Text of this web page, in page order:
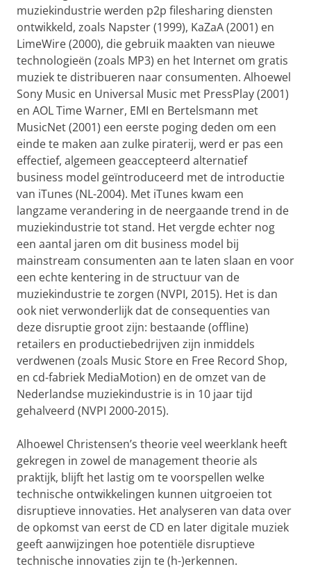
muziekindustrie werden p2p filesharing diensten
ontwikkeld, zoals Napster (1999), KaZaA (2001) en
LimeWire (2000), die gebruik maakten van nieuwe
technologieën (zoals MP3) en het Internet om gratis
muziek te distribueren naar consumenten. Alhoewel
Sony Music en Universal Music met PressPlay (2001)
en AOL Time Warner, EMI en Bertelsmann met
MusicNet (2001) een eerste poging deden om een
einde te maken aan zulke piraterij, werd er pas een
effectief, algemeen geaccepteerd alternatief
business model geïntroduceerd met de introductie
van iTunes (NL-2004). Met iTunes kwam een
langzame verandering in de neergaande trend in de
muziekindustrie tot stand. Het vergde echter nog
een aantal jaren om dit business model bij
mainstream consumenten aan te laten slaan en voor
een echte kentering in de structuur van de
muziekindustrie te zorgen (NVPI, 2015). Het is dan
ook niet verwonderlijk dat de consequenties van
deze disruptie groot zijn: bestaande (offline)
retailers en productiebedrijven zijn inmiddels
verdwenen (zoals Music Store en Free Record Shop,
en cd-fabriek MediaMotion) en de omzet van de
Nederlandse muziekindustrie is in 10 jaar tijd
gehalveerd (NVPI 2000-2015).
Alhoewel Christensen’s theorie veel weerklank heeft
gekregen in zowel de management theorie als
praktijk, blijft het lastig om te voorspellen welke
technische ontwikkelingen kunnen uitgroeien tot
disruptieve innovaties. Het analyseren van data over
de opkomst van eerst de CD en later digitale muziek
geeft aanwijzingen hoe potentiële disruptieve
technische innovaties zijn te (h-)erkennen.